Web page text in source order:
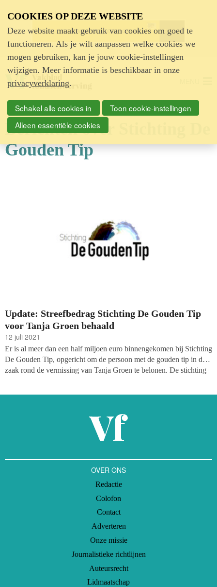
Advertentie
Berichten over Stichting De
Gouden Tip
Update: Streefbedrag Stichting De Gouden Tip
voor Tanja Groen behaald
12 juli 2021
Er is al meer dan een half miljoen euro binnengekomen bij Stichting
De Gouden Tip, opgericht om de persoon met de gouden tip in de
zaak rond de vermissing van Tanja Groen te belonen. De stichting
OVER ONS
Redactie
Colofon
Contact
Adverteren
Onze missie
Journalistieke richtlijnen
Auteursrecht
Lidmaatschap
COOKIES OP DEZE WEBSITE
Deze website maakt gebruik van cookies om goed te
functioneren. Als je wilt aanpassen welke cookies we
mogen gebruiken, kan je jouw cookie-instellingen
wijzigen. Meer informatie is beschikbaar in onze
privacyverklaring.
Schakel alle cookies in
Toon cookie-instellingen
Alleen essentiële cookies